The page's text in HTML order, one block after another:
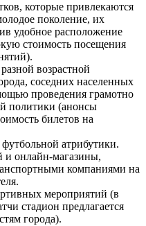
которые привлекаются
поколение, их
удобное расположение
стоимость посещения
возрастной
соседних населенных
проведения грамотно
политики (анонсы
билетов на
атрибутики.
и онлайн-магазины,
компаниями на
мероприятий (в
стадион предлагается
города).